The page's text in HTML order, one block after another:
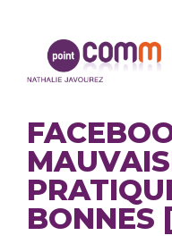
Point
BONNES